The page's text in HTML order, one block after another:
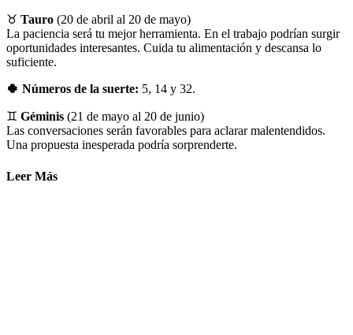
♉ Tauro (20 de abril al 20 de mayo)
La paciencia será tu mejor herramienta. En el trabajo podrían surgir
oportunidades interesantes. Cuida tu alimentación y descansa lo
suficiente.
🍀 Números de la suerte: 5, 14 y 32.
♊ Géminis (21 de mayo al 20 de junio)
Las conversaciones serán favorables para aclarar malentendidos.
Una propuesta inesperada podría sorprenderte.
Leer Más